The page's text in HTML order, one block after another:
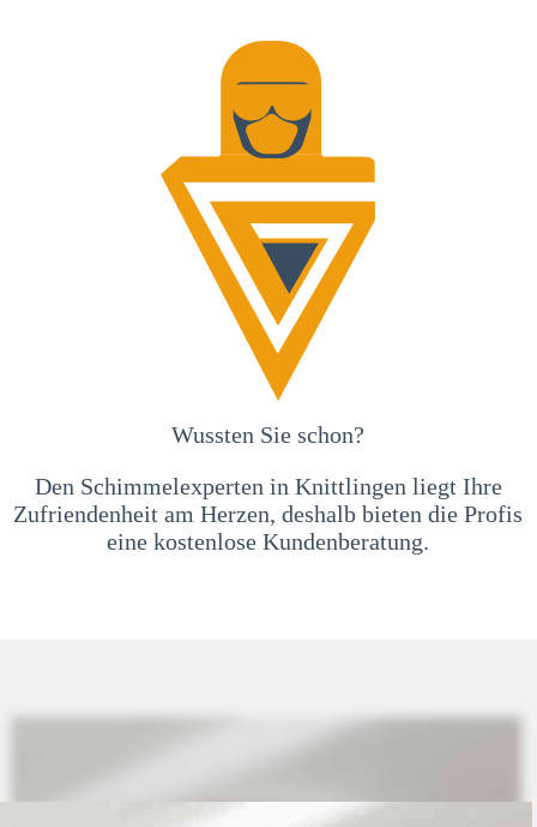
Wussten Sie schon?
Den Schimmelexperten in Knittlingen liegt Ihre
Zufriendenheit am Herzen, deshalb bieten die Profis
eine kostenlose Kundenberatung.